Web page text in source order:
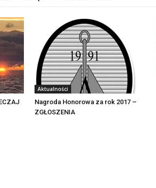
Aktualności
Nagroda Honorowa za rok 2017 –
ZGŁOSZENIA